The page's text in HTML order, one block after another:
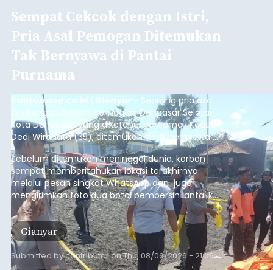
Sempat Cekcok dengan Istri,
Pria Asal Pemogan Ditemukan
Tak Bernyawa di Pantai
Purnama
balitribune.co.id I Gianyar - Seorang pria asal
Lingkungan Dalem, Pemogan, Denpasar Selatan,
Kota Denpasar, yang diketahui bernama I Kadek
Dedi Wiranata (35), ditemukan tidak bernyawa di
pesisir Pantai Purnama, Sukawati.
Sebelum ditemukan meninggal dunia, korban
sempat memberitahukan lokasi terakhirnya
melalui pesan singkat WhatsApp dan juga
mengirimkan foto dua botol pembersih lantai ke
istrinya.
Gianyar
Submitted bycontributoronThu, 08/06/2026 - 21:06